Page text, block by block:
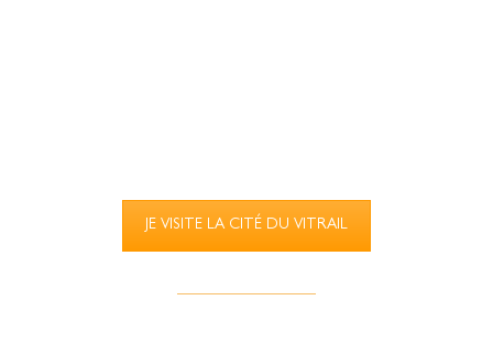
JE VISITE LA CITÉ DU VITRAIL